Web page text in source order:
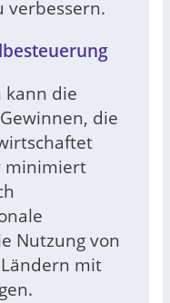
verbessern.
die
die
minimiert
Nutzung von
mit